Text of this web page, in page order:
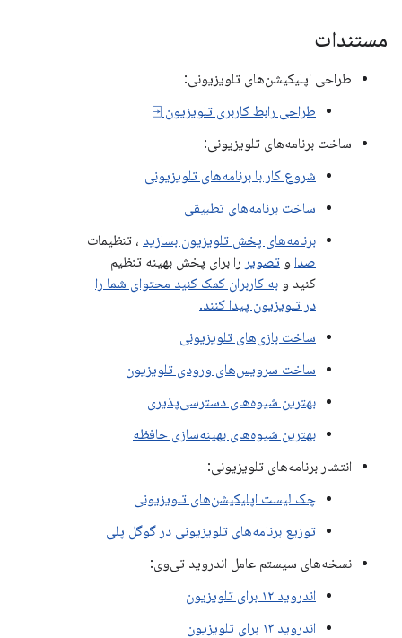
مستندات
طراحی اپلیکیشن‌های تلویزیونی:
طراحی رابط کاربری تلویزیون ⍈
ساخت برنامه‌های تلویزیونی:
شروع کار با برنامه‌های تلویزیونی
ساخت برنامه‌های تطبیقی
برنامه‌های پخش تلویزیون بسازید ، تنظیمات
صدا و تصویر را برای پخش بهینه تنظیم
کنید و به کاربران کمک کنید محتوای شما را
در تلویزیون پیدا کنند.
ساخت بازی‌های تلویزیونی
ساخت سرویس‌های ورودی تلویزیون
بهترین شیوه‌های دسترسی‌پذیری
بهترین شیوه‌های بهینه‌سازی حافظه
انتشار برنامه‌های تلویزیونی:
چک لیست اپلیکیشن‌های تلویزیونی
توزیع برنامه‌های تلویزیونی در گوگل پلی
نسخه‌های سیستم عامل اندروید تی‌وی:
اندروید ۱۲ برای تلویزیون
اندروید ۱۳ برای تلویزیون